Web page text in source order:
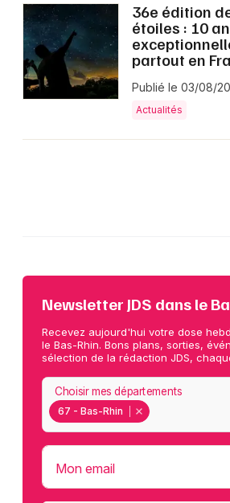
36e édition
étoiles : 10
partout en
Publié le 03/08/
Actualités
Newsletter JDS dans le
Recevez aujourd'hui votre dose
le Bas-Rhin. Bons plans, sorties,
sélection de la rédaction JDS,
67 - Bas-Rhin
Choisir mes départements
Mon email